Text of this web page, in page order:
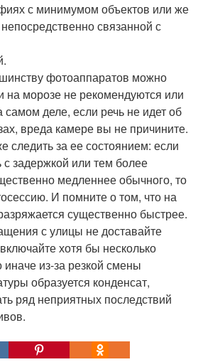
с минимумом объектов или же
связанной с
фотоаппаратов можно
на морозе не рекомендуются или
деле, если речь не идет об
вреда камере вы не причините.
следить за ее состоянием: если
с задержкой или тем более
медленнее обычного, то
И помните о том, что на
существенно быстрее.
с улицы не доставайте
хотя бы несколько
иначе из-за резкой смены
образуется конденсат,
ряд неприятных последствий